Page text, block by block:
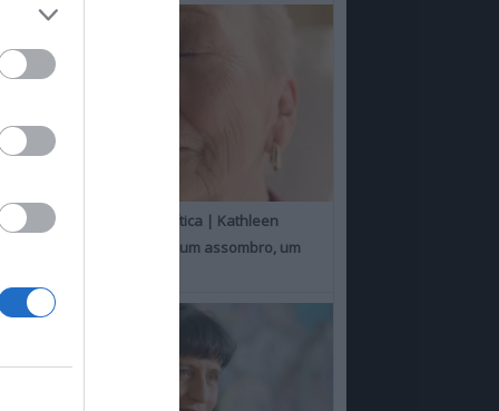
Um Toque Familiar, a Crítica | Kathleen
Chalfant é um espanto, um assombro, um